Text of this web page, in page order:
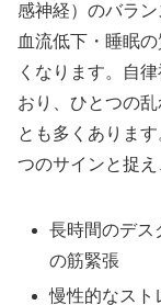
感神経）のバラ
血流低下・睡眠
くなります。自
おり、ひとつの
とも多くありま
つのサインと捉え
長時間のデ
の筋緊張
慢性的なス